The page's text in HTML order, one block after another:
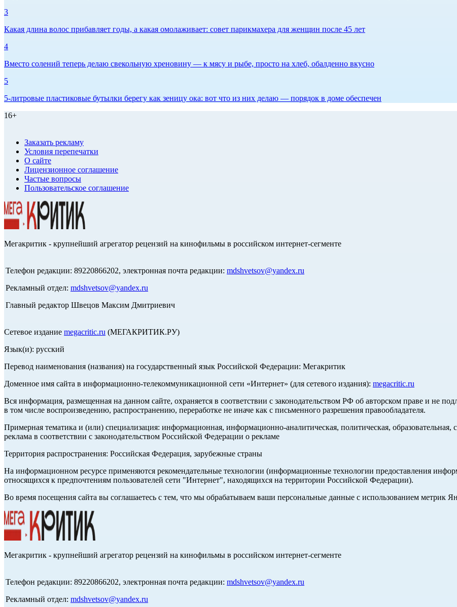
3
Какая длина волос прибавляет годы, а какая омолаживает: совет парикмахера для женщин после 45 лет
4
Вместо солений теперь делаю свекольную хреновину — к мясу и рыбе, просто на хлеб, обалденно вкусно
5
5-литровые пластиковые бутылки берегу как зеницу ока: вот что из них делаю — порядок в доме обеспечен
16+
Заказать рекламу
Условия перепечатки
О сайте
Лицензионное соглашение
Частые вопросы
Пользовательское соглашение
Мегакритик - крупнейший агрегатор рецензий на кинофильмы в российском интернет-сегменте
Телефон редакции: 89220866202, электронная почта редакции: mdshvetsov@yandex.ru
Рекламный отдел: mdshvetsov@yandex.ru
Главный редактор Швецов Максим Дмитриевич
Сетевое издание megacritic.ru (МЕГАКРИТИК.РУ)
Язык(и): русский
Перевод наименования (названия) на государственный язык Российской Федерации: Мегакритик
Доменное имя сайта в информационно-телекоммуникационной сети «Интернет» (для сетевого издания): megacritic.ru
Вся информация, размещенная на данном сайте, охраняется в соответствии с законодательством РФ об авторском праве и не
в том числе воспроизведению, распространению, переработке не иначе как с письменного разрешения правообладателя.
Примерная тематика и (или) специализация: информационная, информационно-аналитическая, политическая, образовательная,
реклама в соответствии с законодательством Российской Федерации о рекламе
Территория распространения: Российская Федерация, зарубежные страны
На информационном ресурсе применяются рекомендательные технологии (информационные технологии предоставления
относящихся к предпочтениям пользователей сети "Интернет", находящихся на территории Российской Федерации).
Во время посещения сайта вы соглашаетесь с тем, что мы обрабатываем ваши персональные данные с использованием метрик
Мегакритик - крупнейший агрегатор рецензий на кинофильмы в российском интернет-сегменте
Телефон редакции: 89220866202, электронная почта редакции: mdshvetsov@yandex.ru
Рекламный отдел: mdshvetsov@yandex.ru